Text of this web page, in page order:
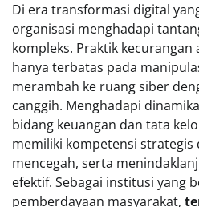
Di era transformasi digital
organisasi menghadapi
kompleks. Praktik kecurangan
hanya terbatas pada
merambah ke ruang siber
canggih. Menghadapi
bidang keuangan dan tata
memiliki kompetensi strategis
mencegah, serta
efektif. Sebagai institusi yang
pemberdayaan masyarakat,